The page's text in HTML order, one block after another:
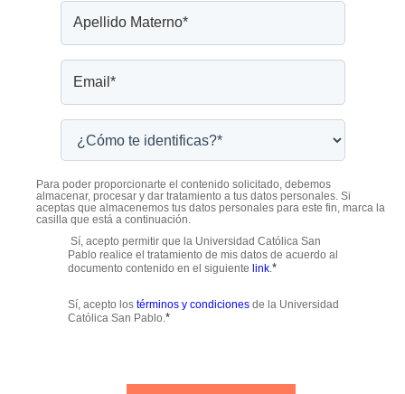
Para poder proporcionarte el contenido solicitado, debemos
almacenar, procesar y dar tratamiento a tus datos personales. Si
aceptas que almacenemos tus datos personales para este fin, marca la
casilla que está a continuación.
Sí, acepto permitir que la Universidad Católica San
Pablo realice el tratamiento de mis datos de acuerdo al
documento contenido en el siguiente link.*
Sí, acepto los términos y condicionesde la Universidad
Católica San Pablo.*